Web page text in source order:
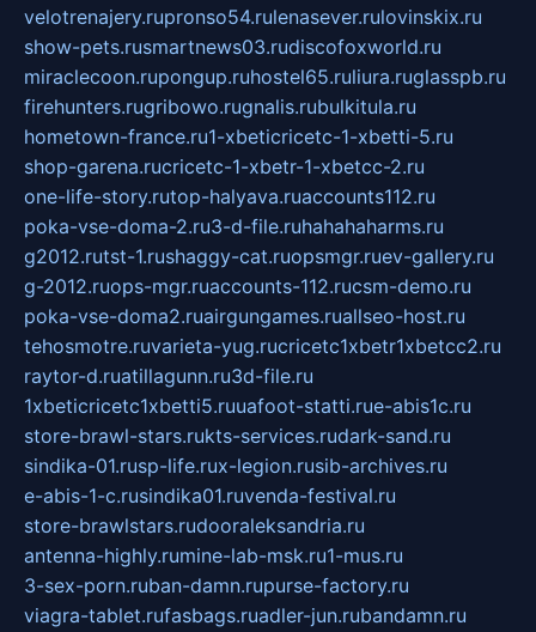
velotrenajery.rupronso54.rulenasever.rulovinskix.ru
show-pets.rusmartnews03.rudiscofoxworld.ru
miraclecoon.rupongup.ruhostel65.ruliura.ruglasspb.ru
firehunters.rugribowo.rugnalis.rubulkitula.ru
hometown-france.ru1-xbeticricetc-1-xbetti-5.ru
shop-garena.rucricetc-1-xbetr-1-xbetcc-2.ru
one-life-story.rutop-halyava.ruaccounts112.ru
poka-vse-doma-2.ru3-d-file.ruhahahaharms.ru
g2012.rutst-1.rushaggy-cat.ruopsmgr.ruev-gallery.ru
g-2012.ruops-mgr.ruaccounts-112.rucsm-demo.ru
poka-vse-doma2.ruairgungames.ruallseo-host.ru
tehosmotre.ruvarieta-yug.rucricetc1xbetr1xbetcc2.ru
raytor-d.ruatillagunn.ru3d-file.ru
1xbeticricetc1xbetti5.ruuafoot-statti.rue-abis1c.ru
store-brawl-stars.rukts-services.rudark-sand.ru
sindika-01.rusp-life.rux-legion.rusib-archives.ru
e-abis-1-c.rusindika01.ruvenda-festival.ru
store-brawlstars.rudooraleksandria.ru
antenna-highly.rumine-lab-msk.ru1-mus.ru
3-sex-porn.ruban-damn.rupurse-factory.ru
viagra-tablet.rufasbags.ruadler-jun.rubandamn.ru